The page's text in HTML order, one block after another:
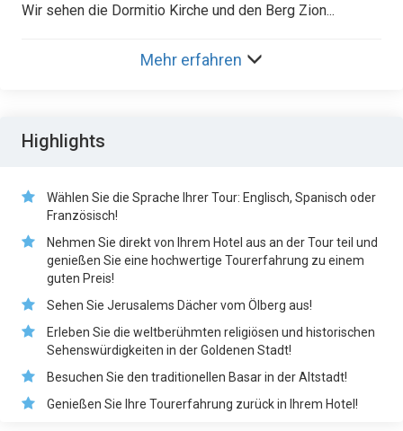
Wir sehen die Dormitio Kirche und den Berg Zion...
Mehr erfahren
Highlights
Wählen Sie die Sprache Ihrer Tour: Englisch, Spanisch oder
Französisch!
Nehmen Sie direkt von Ihrem Hotel aus an der Tour teil und
genießen Sie eine hochwertige Tourerfahrung zu einem
guten Preis!
Sehen Sie Jerusalems Dächer vom Ölberg aus!
Erleben Sie die weltberühmten religiösen und historischen
Sehenswürdigkeiten in der Goldenen Stadt!
Besuchen Sie den traditionellen Basar in der Altstadt!
Genießen Sie Ihre Tourerfahrung zurück in Ihrem Hotel!